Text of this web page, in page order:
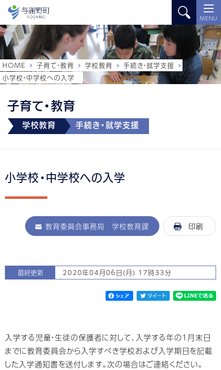
MENU
子育て・教育
学校教育 手続き・就学支援
HOME 子育て・教育 学校教育
手続き・就学支援
小学校・中学校への入学
小学校・中学校への入学
教育委員会事務局 学校教育課 印刷
最終更新 2020年04月06日(月) 17時33分
入学する児童・生徒の保護者に対して、入学する年の1月末日
までに教育委員会から入学すべき学校および入学期日を記載
した入学通知書を送付します。次の場合はご連絡ください。